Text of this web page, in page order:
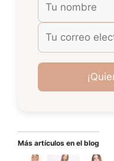
Más artículos en el blog